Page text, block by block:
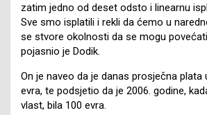
zatim jedno od deset odsto i linearnu
Sve smo isplatili i rekli da ćemo u
se stvore okolnosti da se mogu
pojasnio je Dodik.
On je naveo da je danas prosječna plata
evra, te podsjetio da je 2006. godine,
vlast, bila 100 evra.